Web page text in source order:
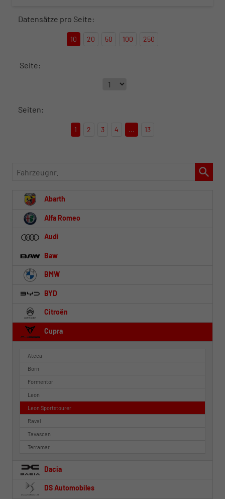
Datensätze pro Seite:
10 20 50 100 250
Seite:
Seiten:
1 2 3 4 ... 13
Fahrzeugnr.
Abarth
Alfa Romeo
Audi
Baw
BMW
BYD
Citroën
Cupra
Ateca
Born
Formentor
Leon
Leon Sportstourer
Raval
Tavascan
Terramar
Dacia
DS Automobiles